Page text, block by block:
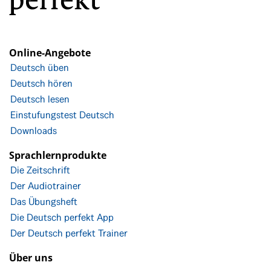
Online-Angebote
Deutsch üben
Deutsch hören
Deutsch lesen
Einstufungstest Deutsch
Downloads
Sprachlernprodukte
Die Zeitschrift
Der Audiotrainer
Das Übungsheft
Die Deutsch perfekt App
Der Deutsch perfekt Trainer
Über uns